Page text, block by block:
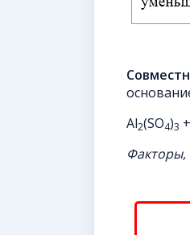
Al2(SO4)3
Факторы,